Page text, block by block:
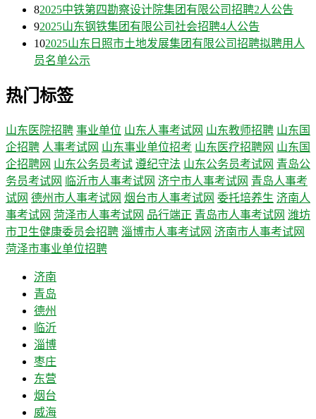
82025中铁第四勘察设计院集团有限公司招聘2人公告
92025山东钢铁集团有限公司社会招聘4人公告
102025山东日照市土地发展集团有限公司招聘拟聘用人
员名单公示
热门标签
山东医院招聘 事业单位 山东人事考试网 山东教师招聘 山东国
企招聘 人事考试网 山东事业单位招考 山东医疗招聘网 山东国
企招聘网 山东公务员考试 遵纪守法 山东公务员考试网 青岛公
务员考试网
临沂市人事考试网 济宁市人事考试网 青岛人事考
试网 德州市人事考试网 烟台市人事考试网 委托培养生 济南人
事考试网 菏泽市人事考试网 品行端正 青岛市人事考试网 潍坊
市卫生健康委员会招聘 淄博市人事考试网 济南市人事考试网
菏泽市事业单位招聘
济南
青岛
德州
临沂
淄博
枣庄
东营
烟台
威海